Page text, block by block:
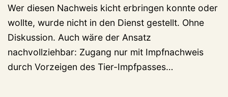
Wer diesen Nachweis kicht erbringen konnte oder
wollte, wurde nicht in den Dienst gestellt. Ohne
Diskussion. Auch wäre der Ansatz
nachvollziehbar: Zugang nur mit Impfnachweis
durch Vorzeigen des Tier-Impfpasses…